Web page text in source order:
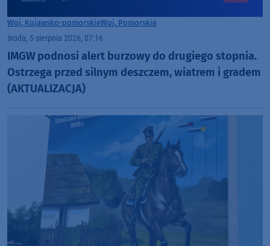
Woj. Kujawsko-pomorskieWoj. Pomorskie
środa, 5 sierpnia 2026, 07:16
IMGW podnosi alert burzowy do drugiego stopnia.
Ostrzega przed silnym deszczem, wiatrem i gradem
(AKTUALIZACJA)